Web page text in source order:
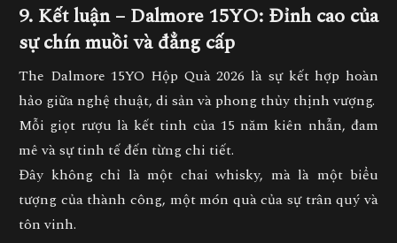
9. Kết luận – Dalmore 15YO: Đỉnh cao của
sự chín muồi và đẳng cấp
The Dalmore 15YO Hộp Quà 2026 là sự kết hợp hoàn
hảo giữanghệ thuật, di sản và phong thủy thịnh vượng.
Mỗi giọt rượu là kết tinh của 15 năm kiên nhẫn, đam
mê và sự tinh tế đến từng chi tiết.
Đây không chỉ là một chai whisky, mà là một biểu
tượng của thành công, một món quà của sự trân quý và
tôn vinh.